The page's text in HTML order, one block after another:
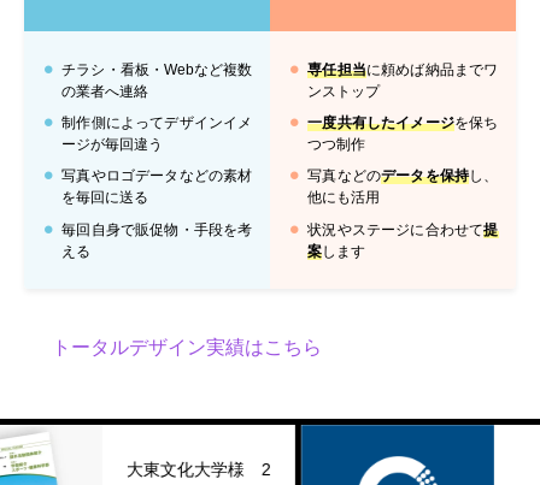
チラシ・看板・Webなど複数
の業者へ連絡
制作側によってデザインイメ
ージが毎回違う
写真やロゴデータなどの素材
を毎回に送る
毎回自身で販促物・手段を考
える
専任担当に頼めば納品までワ
ンストップ
一度共有したイメージを保ち
つつ制作
写真などのデータを保持し、
他にも活用
状況やステージに合わせて提
案します
トータルデザイン実績はこちら
大東文化大学様 2